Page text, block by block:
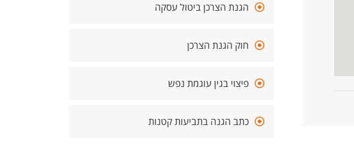
הגנת הצרכן ביטול עסקה
חוק הגנת הצרכן
פיצוי בגין עוגמת נפש
כתב הגנה בתביעות קטנות